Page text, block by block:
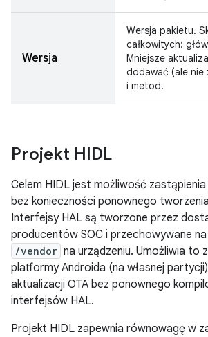
Wersja
Wersja pakietu.
całkowitych:
Mniejsze
dodawać (ale nie
i metod.
Projekt HIDL
Celem HIDL jest możliwość
bez konieczności ponownego
Interfejsy HAL są tworzone przez
producentów SOC i przechowywane
/vendor na urządzeniu. Umożliwia to
platformy Androida (na własnej
aktualizacji OTA bez ponownego
interfejsów HAL.
Projekt HIDL zapewnia równowagę w